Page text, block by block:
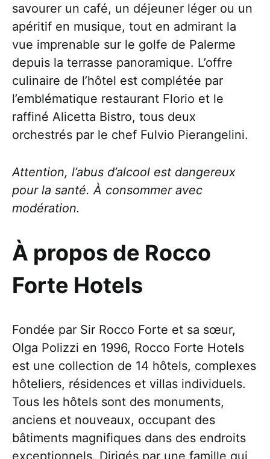
savourer un café, un déjeuner léger ou un
apéritif en musique, tout en admirant la
vue imprenable sur le golfe de Palerme
depuis la terrasse panoramique. L’offre
culinaire de l’hôtel est complétée par
l’emblématique restaurant Florio et le
raffiné Alicetta Bistro, tous deux
orchestrés par le chef Fulvio Pierangelini.
Attention, l’abus d’alcool est dangereux
pour la santé. À consommer avec
modération.
À propos de Rocco
Forte Hotels
Fondée par Sir Rocco Forte et sa sœur,
Olga Polizzi en 1996, Rocco Forte Hotels
est une collection de 14 hôtels, complexes
hôteliers, résidences et villas individuels.
Tous les hôtels sont des monuments,
anciens et nouveaux, occupant des
bâtiments magnifiques dans des endroits
exceptionnels. Dirigés par une famille qui